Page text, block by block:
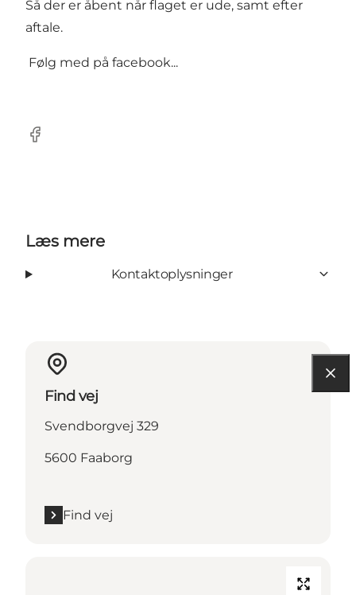
Så der er åbent når flaget er ude, samt efter
aftale.
Følg med på facebook...
Facebook
Læs mere
Kontaktoplysninger
Find vej
Svendborgvej 329
5600 Faaborg
Find vej